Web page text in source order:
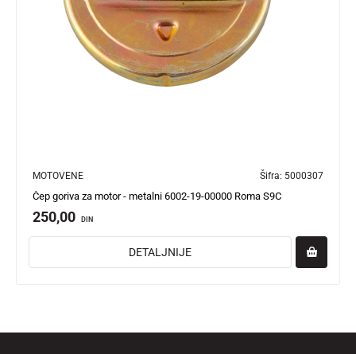
MOTOVENE Šifra: 5000307
Čep goriva za motor - metalni 6002-19-00000 Roma S9C
250,00 DIN
DETALJNIJE